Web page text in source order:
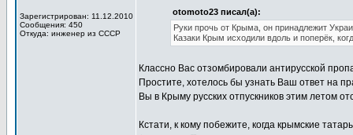
Зарегистрирован: 11.12.2010
Сообщения: 450
Откуда: инженер из СССР
otomoto23 писал(а):
Руки прочь от Крыма, он принадлежит
Казаки Крым исходили вдоль и поперёк,
Классно Вас отзомбировали антирусской
Простите, хотелось бы узнать Ваш ответ на
Вы в Крыму русских отпускников этим летом
Кстати, к кому побежите, когда крымские